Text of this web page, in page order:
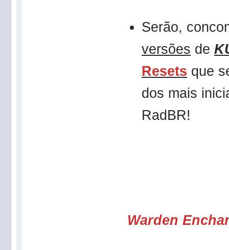
Serão,
versões de
Resets que
dos mais
RadBR!
Warden